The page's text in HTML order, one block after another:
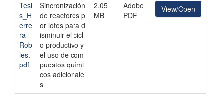
Tesi
s_H
erre
ra_
Rob
les.
pdf
Sincronización
de reactores p
or lotes para d
isminuir el cicl
o productivo y
el uso de com
puestos quími
cos adicionale
s
2.05
MB
Adobe
PDF
View/Open